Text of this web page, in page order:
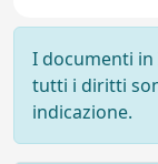
I documenti
tutti i diritti
indicazione.